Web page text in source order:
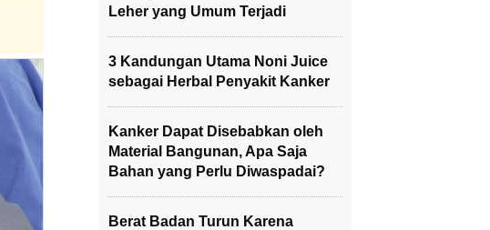
Leher yang Umum Terjadi
3 Kandungan Utama Noni Juice
sebagai Herbal Penyakit Kanker
Kanker Dapat Disebabkan oleh
Material Bangunan, Apa Saja
Bahan yang Perlu Diwaspadai?
Berat Badan Turun Karena